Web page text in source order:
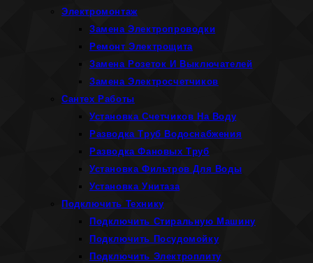
Электромонтаж
Замена Электропроводки
Ремонт Электрощита
Замена Розеток И Выключателей
Замена Электросчетчиков
Сантех Работы
Установка Счетчиков На Воду
Разводка Труб Водоснабжения
Разводка Фановых Труб
Установка Фильтров Для Воды
Установка Унитаза
Подключить Технику
Подключить Стиральную Машину
Подключить Посудомойку
Подключить Электроплиту